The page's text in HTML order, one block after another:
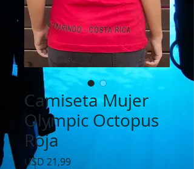
Camiseta Mujer
Olympic Octopus
Roja
USD 21,99Precio